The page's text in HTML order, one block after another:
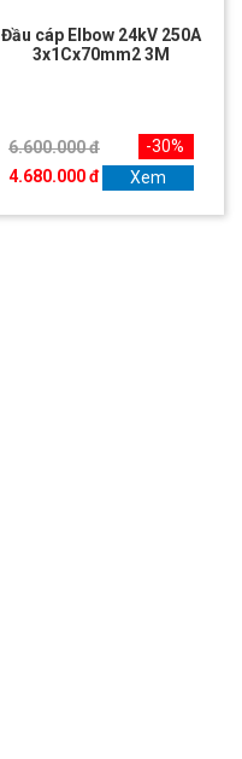
Đầu cáp Elbow 24kV 250A
3x1Cx70mm2 3M
6.600.000 đ
4.680.000 đ
-30%
Xem